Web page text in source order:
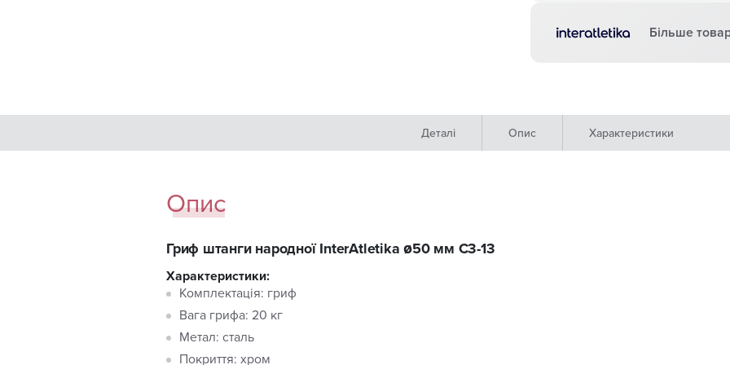
Більше
Деталі Опис Характеристики
Опис
Гриф штанги народної InterAtletika ø50 мм C3-13
Характеристики:
Комплектація: гриф
Вага грифа: 20 кг
Метал: сталь
Покриття: хром